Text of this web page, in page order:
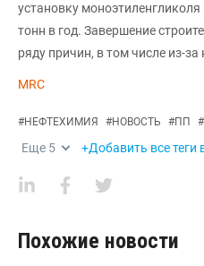
установку
тонн в год. Завершение
ряду причин, в том числе из-за
MRC
#НЕФТЕХИМИЯ #НОВОСТЬ #ПП #
Еще 5 +Добавить все теги
Похожие новости